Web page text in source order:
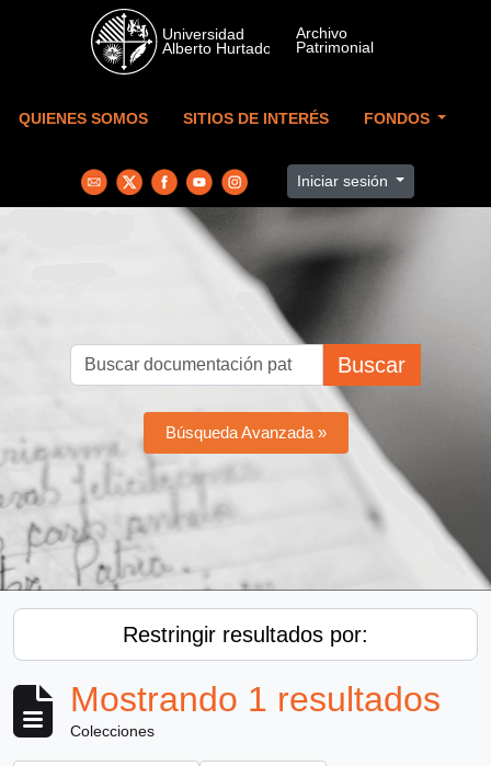
Skip to main content
QUIENES SOMOS SITIOS DE INTERÉS FONDOS
Iniciar sesión
Buscar
Búsqueda Avanzada »
Restringir resultados por:
Mostrando 1 resultados
Colecciones